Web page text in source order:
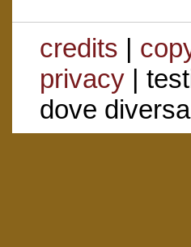
credits |
privacy|
dove